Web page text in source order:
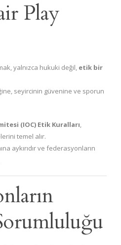
Play
yalnızca hukuki değil, etik bir
seyircinin güvenine ve sporun
(IOC) Etik Kuralları,
temel alır.
aykırıdır ve federasyonların